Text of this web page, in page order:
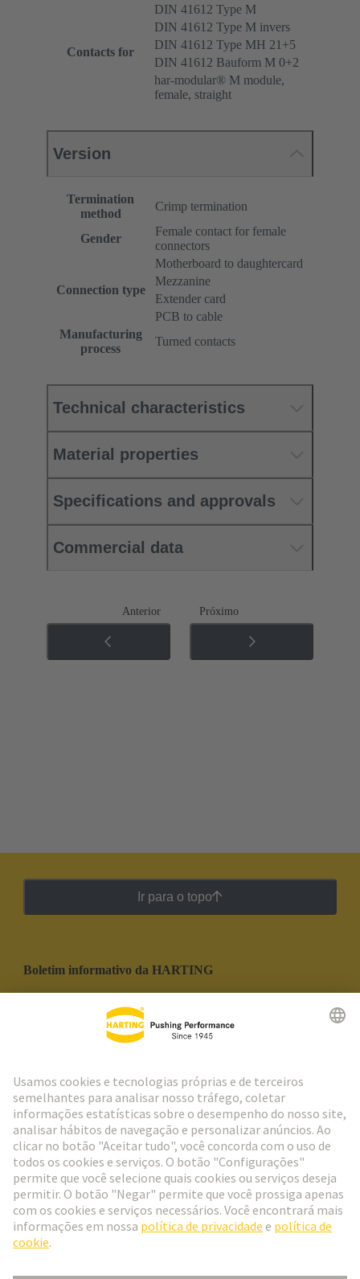
Contacts for
DIN 41612 Type M
DIN 41612 Type M invers
DIN 41612 Type MH 21+5
DIN 41612 Bauform M 0+2
har-modular® M module,
female, straight
Version
Termination
method
Crimp termination
Gender
Female contact for female
connectors
Connection type
Motherboard to daughtercard
Mezzanine
Extender card
PCB to cable
Manufacturing
process
Turned contacts
Technical characteristics
Material properties
Specifications and approvals
Commercial data
Anterior Próximo
Ir para o topo
Boletim informativo da HARTING
Social Media
Portugal Português